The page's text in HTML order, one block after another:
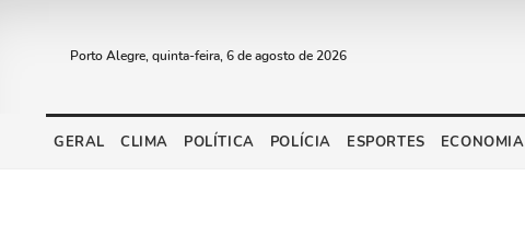
Porto Alegre, quinta-feira, 6 de agosto de 2026
GERAL CLIMA POLÍTICA POLÍCIA ESPORTES ECONOMIA